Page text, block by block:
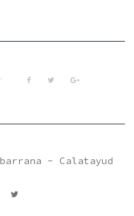
FacebookTwitterGoogle+
- Calatayud